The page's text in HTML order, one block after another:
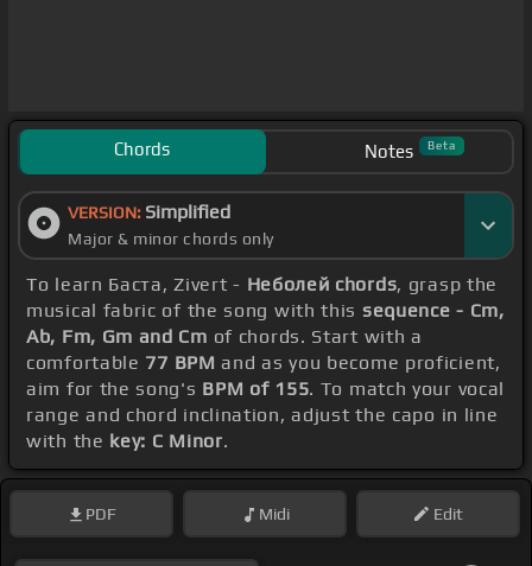
Chords Notes Beta
VERSION: Simplified
Major & minor chords only
To learn Баста, Zivert - Неболей chords, grasp the
musical fabric of the song with this sequence - Cm,
Ab, Fm, Gm and Cm of chords. Start with a
comfortable 77 BPM and as you become proficient,
aim for the song's BPM of 155. To match your vocal
range and chord inclination, adjust the capo in line
with the key: C Minor.
PDF Midi Edit